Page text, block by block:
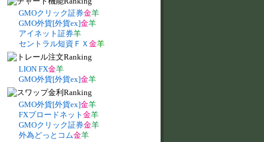
GMOクリック証券金羊
GMO外貨[外貨ex]金羊
アイネット証券羊
セントラル短資ＦＸ 金羊
LION FX金羊
GMO外貨[外貨ex]金羊
GMO外貨[外貨ex]金羊
FXブロードネット 金羊
GMOクリック証券金羊
外為どっとコム金羊